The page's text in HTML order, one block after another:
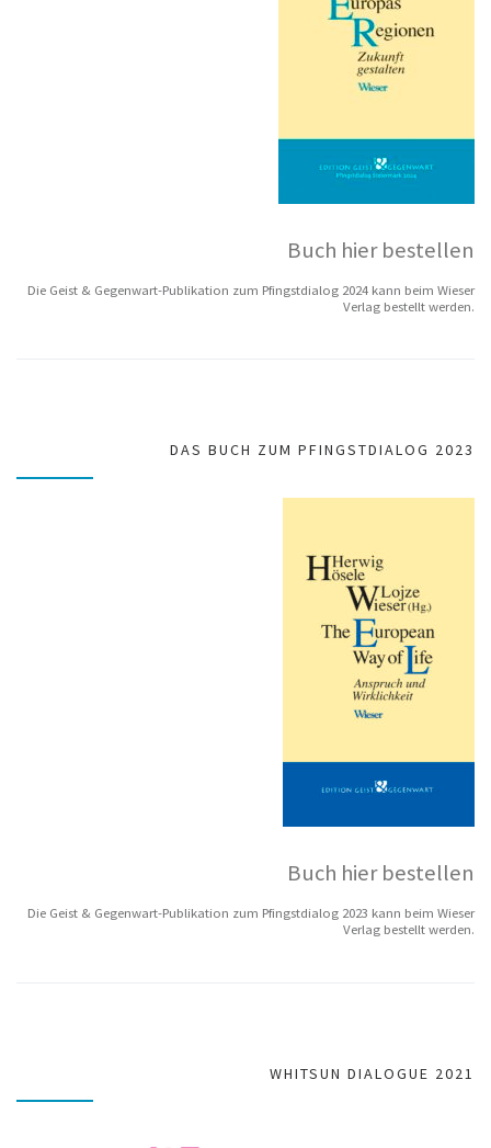
Buch hier bestellen
Die Geist & Gegenwart-Publikation zum Pfingstdialog 2024 kann beim Wieser
Verlag bestellt werden.
DAS BUCH ZUM PFINGSTDIALOG 2023
Buch hier bestellen
Die Geist & Gegenwart-Publikation zum Pfingstdialog 2023 kann beim Wieser
Verlag bestellt werden.
WHITSUN DIALOGUE 2021